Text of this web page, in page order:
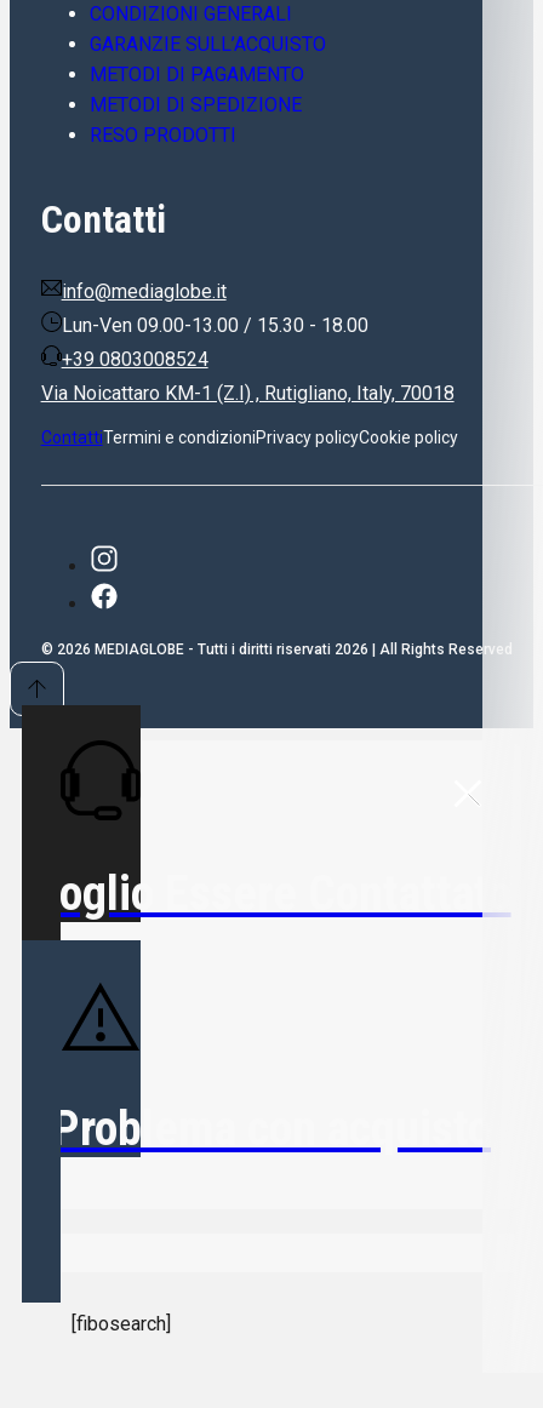
CONDIZIONI GENERALI
GARANZIE SULL’ACQUISTO
METODI DI PAGAMENTO
METODI DI SPEDIZIONE
RESO PRODOTTI
Contatti
info@mediaglobe.it
Lun-Ven 09.00-13.00 / 15.30 - 18.00
+39 0803008524
Via Noicattaro KM-1 (Z.I) , Rutigliano, Italy, 70018
ContattiTermini e condizioniPrivacy policyCookie policy
© 2026 MEDIAGLOBE - Tutti i diritti riservati 2026 | All Rights Reserved
Voglio Essere Contattato
Problema con acquisto
[fibosearch]